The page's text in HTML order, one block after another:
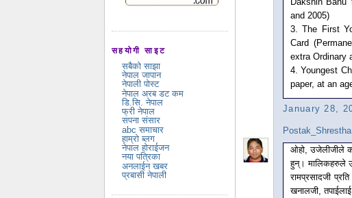
सहयोगी साइट
सबैको साझा
नेपाल जापान
नेपाली पोस्ट
नेपाल अरब डट कम
डि.सि. नेपाल
फ्री नेपाल
सपना संसार
abc समाचार
हाम्रो ब्लग
नेपाल होराईजन
नया पत्रिका
अनलाईन खबर
प्रबासी नेपाली
and 2005)
3. The First
Card
extra Ordinary
4. Youngest
paper, at an
January 28,
Postak_Shrestha
ओहो, उजेलीजीले
हुन्। मालिकहरुले
रामप्रसादजी
खनालजी,